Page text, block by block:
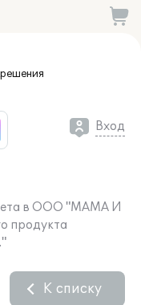
решения
Вход
в ООО "МАМА И
продукта
К списку